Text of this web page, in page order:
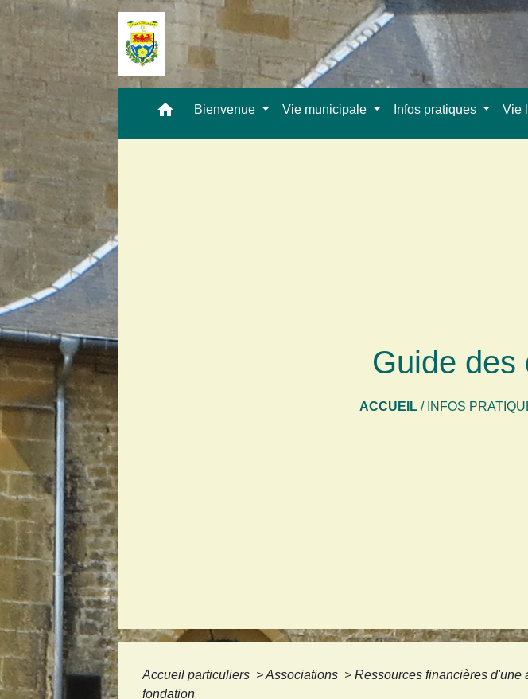
home Bienvenue Vie municipale Infos pratiques Vie
Guide des
ACCUEIL/ INFOS
Accueil particuliers > Associations > Ressources financières d'une
fondation